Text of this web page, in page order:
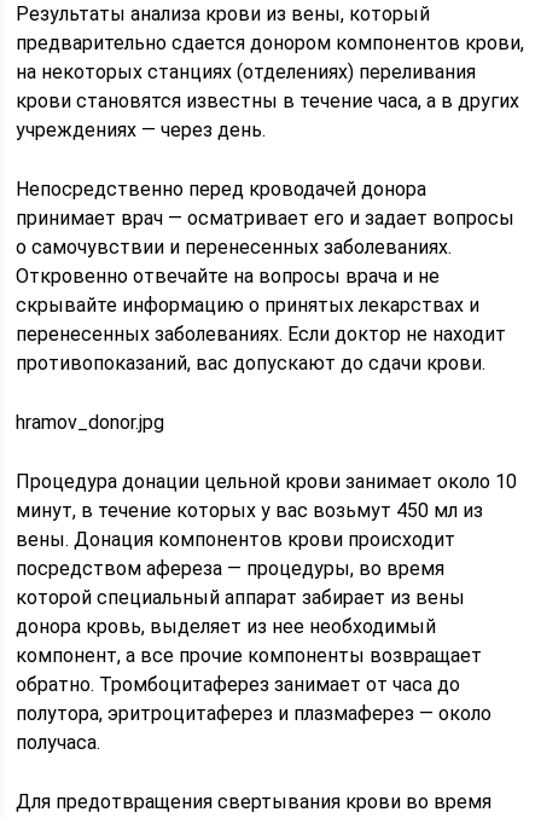
Результаты анализа крови из вены, который
предварительно сдается донором компонентов крови,
на некоторых станциях (отделениях) переливания
крови становятся известны в течение часа, а в других
учреждениях — через день.
Непосредственно перед кроводачей донора
принимает врач — осматривает его и задает вопросы
о самочувствии и перенесенных заболеваниях.
Откровенно отвечайте на вопросы врача и не
скрывайте информацию о принятых лекарствах и
перенесенных заболеваниях. Если доктор не находит
противопоказаний, вас допускают до сдачи крови.
hramov_donor.jpg
Процедура донации цельной крови занимает около 10
минут, в течение которых у вас возьмут 450 мл из
вены. Донация компонентов крови происходит
посредством афереза — процедуры, во время
которой специальный аппарат забирает из вены
донора кровь, выделяет из нее необходимый
компонент, а все прочие компоненты возвращает
обратно. Тромбоцитаферез занимает от часа до
полутора, эритроцитаферез и плазмаферез — около
получаса.
Для предотвращения свертывания крови во время